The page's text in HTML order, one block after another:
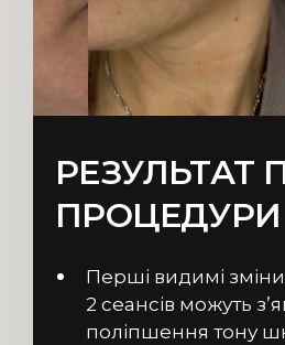
РЕЗУЛЬТАТ
ПРОЦЕДУРИ
Перші видимі
2 сеансів можуть
поліпшення тону